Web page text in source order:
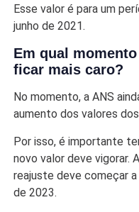
Esse valor é para um
junho de 2021.
Em qual
ficar mais caro?
No momento, a ANS
aumento dos valores
Por isso, é importante
novo valor deve vigorar.
reajuste deve começar
de 2023.